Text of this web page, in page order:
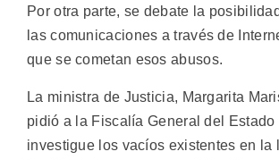
Por otra parte, se debate la
las comunicaciones a través de
que se cometan esos abusos.
La ministra de Justicia, Margarita
pidió a la Fiscalía General del Estado
investigue los vacíos existentes en la